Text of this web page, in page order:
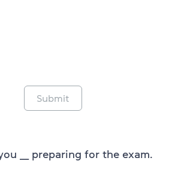
Submit
___ preparing for the exam.